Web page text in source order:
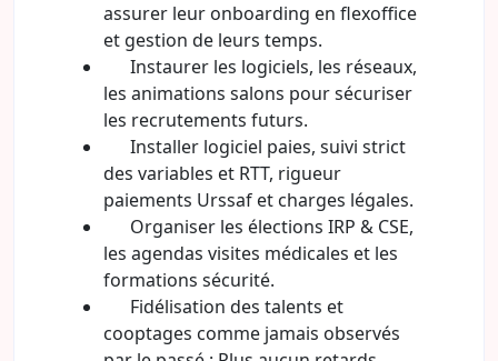
assurer leur onboarding en flexoffice
et gestion de leurs temps.
Instaurer les logiciels, les réseaux,
les animations salons pour sécuriser
les recrutements futurs.
Installer logiciel paies, suivi strict
des variables et RTT, rigueur
paiements Urssaf et charges légales.
Organiser les élections IRP & CSE,
les agendas visites médicales et les
formations sécurité.
Fidélisation des talents et
cooptages comme jamais observés